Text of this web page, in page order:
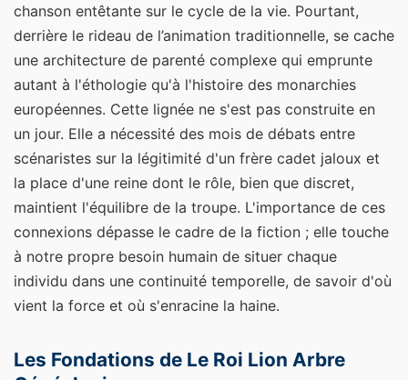
chanson entêtante sur le cycle de la vie. Pourtant,
derrière le rideau de l’animation traditionnelle, se cache
une architecture de parenté complexe qui emprunte
autant à l'éthologie qu'à l'histoire des monarchies
européennes. Cette lignée ne s'est pas construite en
un jour. Elle a nécessité des mois de débats entre
scénaristes sur la légitimité d'un frère cadet jaloux et
la place d'une reine dont le rôle, bien que discret,
maintient l'équilibre de la troupe. L'importance de ces
connexions dépasse le cadre de la fiction ; elle touche
à notre propre besoin humain de situer chaque
individu dans une continuité temporelle, de savoir d'où
vient la force et où s'enracine la haine.
Les Fondations de Le Roi Lion Arbre